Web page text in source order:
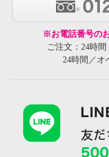
※お電話番号の
ご注文：24時
24時間／オ